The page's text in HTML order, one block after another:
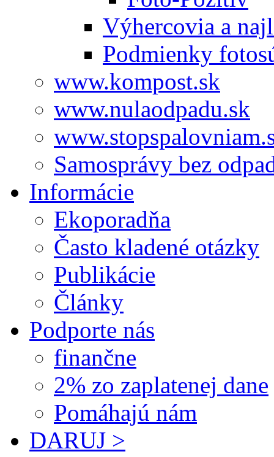
Výhercovia a
Podmienky
www.kompost.sk
www.nulaodpadu.sk
Samosprávy bez
Informácie
Ekoporadňa
Často kladené otázky
Publikácie
Články
Podporte nás
finančne
2% zo zaplatenej dane
Pomáhajú nám
DARUJ >